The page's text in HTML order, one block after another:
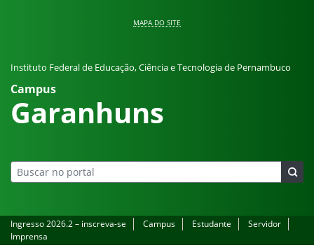
MAPA DO SITE
Instituto Federal de Educação, Ciência e Tecnologia de Pernambuco
Campus
Garanhuns
Ingresso 2026.2 – inscreva-se Campus Estudante
Servidor
Imprensa